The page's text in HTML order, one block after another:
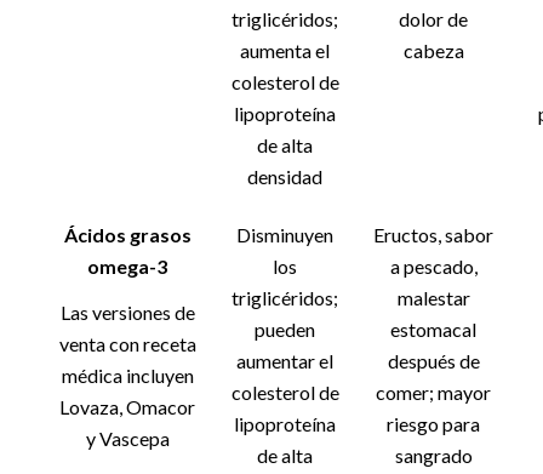
triglicéridos;
aumenta el
colesterol de
lipoproteína
de alta
densidad
dolor de
cabeza
Ácidos grasos
omega-3
Las versiones de
venta con receta
médica incluyen
Lovaza, Omacor
y Vascepa
Disminuyen
los
triglicéridos;
pueden
aumentar el
colesterol de
lipoproteína
de alta
Eructos, sabor
a pescado,
malestar
estomacal
después de
comer; mayor
riesgo para
sangrado